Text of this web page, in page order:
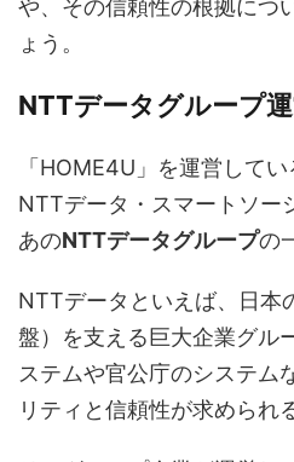
や、その信頼性の根拠につ
ょう。
NTTデータグループ
「HOME4U」を運営して
NTTデータ・スマートソー
あのNTTデータグループの
NTTデータといえば、日本
盤）を支える巨大企業グル
ステムや官公庁のシステム
リティと信頼性が求められ